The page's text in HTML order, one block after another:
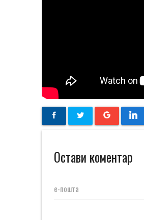
Остави коментар
е-пошта